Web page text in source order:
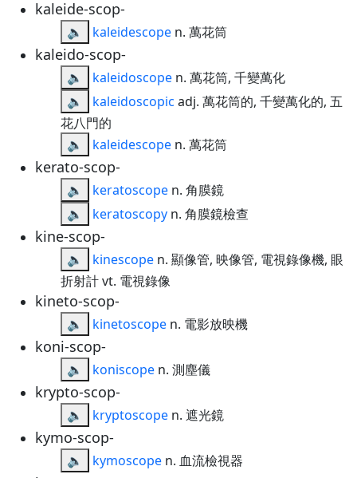
kaleide-scop-
🔈 kaleidescope n. 萬花筒
kaleido-scop-
🔈 kaleidoscope n. 萬花筒, 千變萬化
🔈
kaleidoscopic adj. 萬花筒的, 千變萬化的, 五
花八門的
🔈
kaleidescope n. 萬花筒
kerato-scop-
🔈 keratoscope n. 角膜鏡
🔈
keratoscopy n. 角膜鏡檢查
kine-scop-
🔈 kinescope n. 顯像管, 映像管, 電視錄像機, 眼
折射計 vt. 電視錄像
kineto-scop-
🔈 kinetoscope n. 電影放映機
koni-scop-
🔈 koniscope n. 測塵儀
krypto-scop-
🔈 kryptoscope n. 遮光鏡
kymo-scop-
🔈 kymoscope n. 血流檢視器